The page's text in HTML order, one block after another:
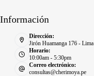
Información
Dirección:
Jirón Huamanga 176 - Lima
Horario:
10:00am - 5:30pm
Correo electrónico:
consultas@cherimoya.pe